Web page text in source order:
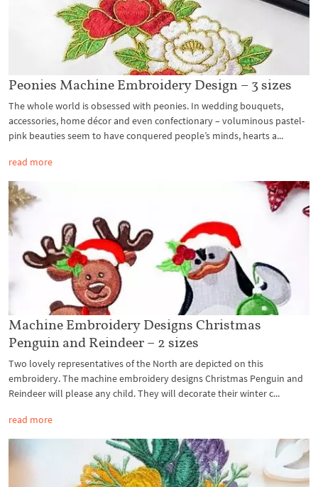
Peonies Machine Embroidery Design – 3 sizes
The whole world is obsessed with peonies. In wedding bouquets,
accessories, home décor and even confectionary – voluminous pastel-
pink beauties seem to have conquered people’s minds, hearts a...
read more
Machine Embroidery Designs Christmas
Penguin and Reindeer – 2 sizes
Two lovely representatives of the North are depicted on this
embroidery. The machine embroidery designs Christmas Penguin and
Reindeer will please any child. They will decorate their winter c...
read more